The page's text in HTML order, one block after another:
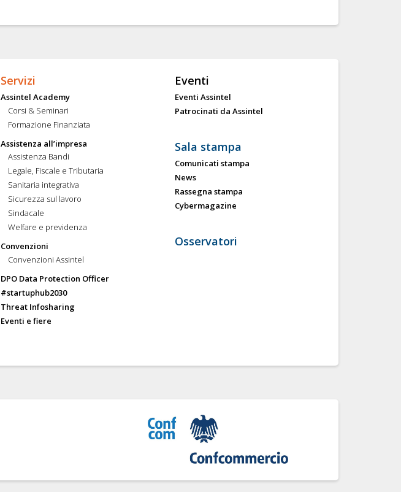
Servizi
Assintel Academy
Corsi & Seminari
Formazione Finanziata
Assistenza all’impresa
Assistenza Bandi
Legale, Fiscale e Tributaria
Sanitaria integrativa
Sicurezza sul lavoro
Sindacale
Welfare e previdenza
Convenzioni
Convenzioni Assintel
DPO Data Protection Officer
#startuphub2030
Threat Infosharing
Eventi e fiere
Eventi
Eventi Assintel
Patrocinati da Assintel
Sala stampa
Comunicati stampa
News
Rassegna stampa
Cybermagazine
Osservatori